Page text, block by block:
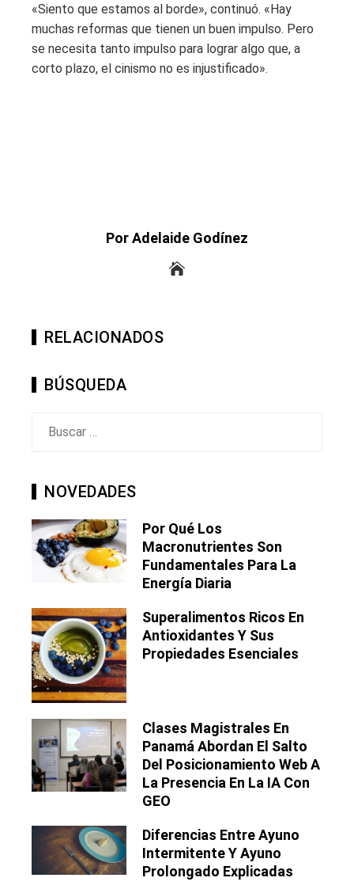
«Siento que estamos al borde», continuó. «Hay
muchas reformas que tienen un buen impulso. Pero
se necesita tanto impulso para lograr algo que, a
corto plazo, el cinismo no es injustificado».
Por Adelaide Godínez
RELACIONADOS
BÚSQUEDA
NOVEDADES
Por Qué Los
Macronutrientes Son
Fundamentales Para La
Energía Diaria
Superalimentos Ricos En
Antioxidantes Y Sus
Propiedades Esenciales
Clases Magistrales En
Panamá Abordan El Salto
Del Posicionamiento Web A
La Presencia En La IA Con
GEO
Diferencias Entre Ayuno
Intermitente Y Ayuno
Prolongado Explicadas